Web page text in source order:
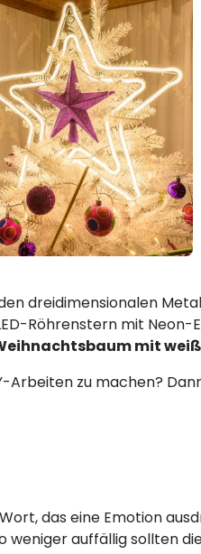
dreidimensionalen
Röhrenstern mit Neon-
mit
Arbeiten zu machen?
das eine Emotion
auffällig sollten